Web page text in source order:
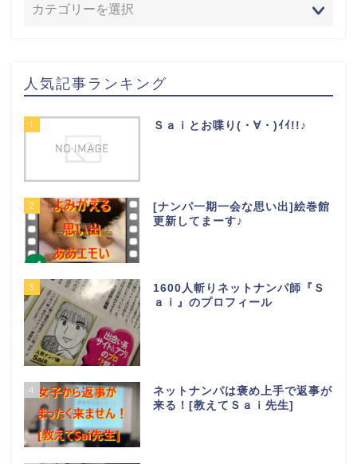
人気記事ランキング
1 Ｓａｉとお喋り(・∀・)ｲｲ!!♪
2
[ナンパ一期一会な思い出]絵巻館
更新してまーす♪
3
1600人斬りネットナンパ師『Ｓ
ａｉ』のプロフィール
4
ネットナンパは褒め上手で返事が
来る！[教えてＳａｉ先生]